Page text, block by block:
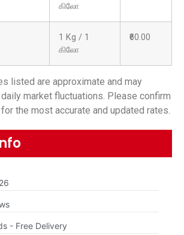
கிலோ
1 Kg / 1
கிலோ
₹60.00
listed are approximate and may
market fluctuations. Please confirm
the most accurate and updated rates.
- Free Delivery